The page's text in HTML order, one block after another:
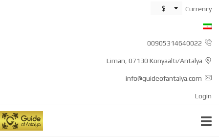
Currency
$
00905314640022
Liman, 07130 Konyaaltı/Antalya
info@guideofantalya.com
Login